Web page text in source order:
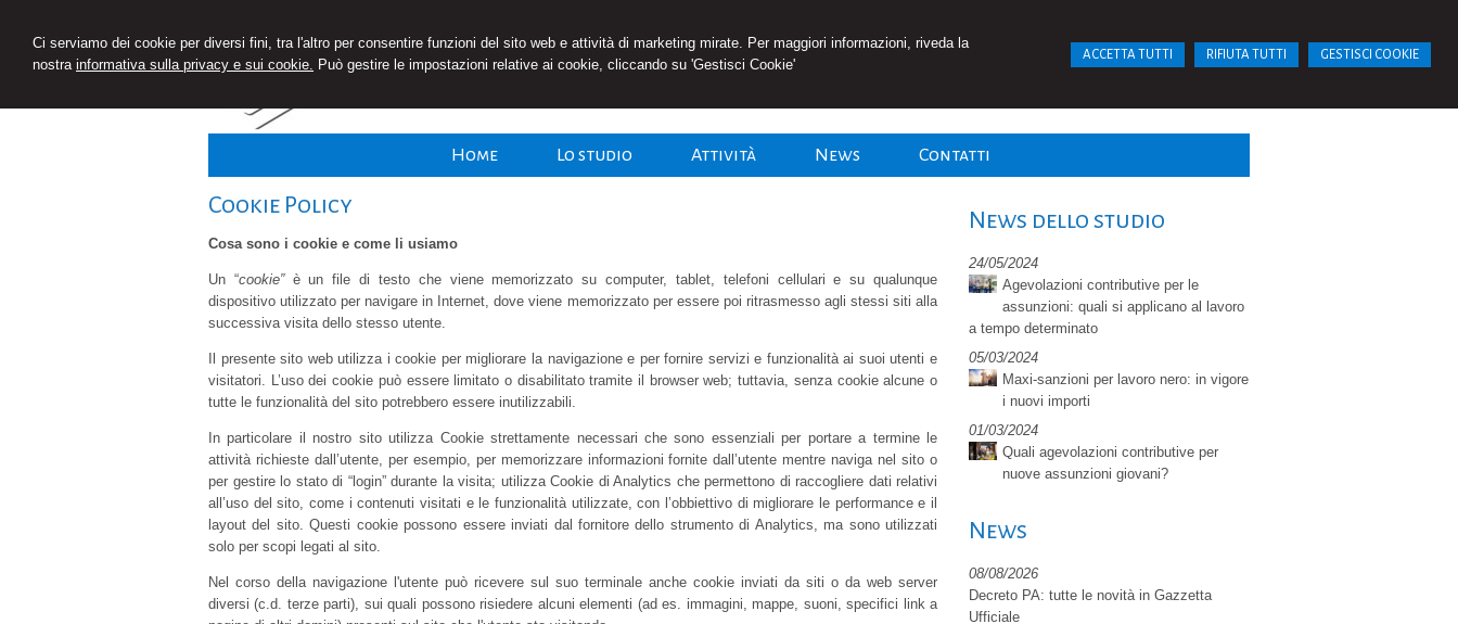
Ci serviamo dei cookie per diversi fini, tra l'altro per consentire funzioni del sito web e attività di marketing mirate. Per maggiori informazioni, riveda la
nostra informativa sulla privacy e sui cookie. Può gestire le impostazioni relative ai cookie, cliccando su 'Gestisci Cookie'
ACCETTA TUTTI RIFIUTA TUTTI GESTISCI COOKIE
STUDIO SURDO
Consulenza del Lavoro
Home Lo studio Attività News Contatti
Cookie Policy
Cosa sono i cookie e come li usiamo
Un “cookie” è un file di testo che viene memorizzato su computer, tablet, telefoni cellulari e su qualunque
dispositivo utilizzato per navigare in Internet, dove viene memorizzato per essere poi ritrasmesso agli stessi siti alla
successiva visita dello stesso utente.
Il presente sito web utilizza i cookie per migliorare la navigazione e per fornire servizi e funzionalità ai suoi utenti e
visitatori. L’uso dei cookie può essere limitato o disabilitato tramite il browser web; tuttavia, senza cookie alcune o
tutte le funzionalità del sito potrebbero essere inutilizzabili.
In particolare il nostro sito utilizza Cookie strettamente necessari che sono essenziali per portare a termine le
attività richieste dall’utente, per esempio, per memorizzare informazioni fornite dall’utente mentre naviga nel sito o
per gestire lo stato di “login” durante la visita; utilizza Cookie di Analytics che permettono di raccogliere dati relativi
all’uso del sito, come i contenuti visitati e le funzionalità utilizzate, con l’obbiettivo di migliorare le performance e il
layout del sito. Questi cookie possono essere inviati dal fornitore dello strumento di Analytics, ma sono utilizzati
solo per scopi legati al sito.
Nel corso della navigazione l'utente può ricevere sul suo terminale anche cookie inviati da siti o da web server
diversi (c.d. terze parti), sui quali possono risiedere alcuni elementi (ad es. immagini, mappe, suoni, specifici link a
News dello studio
24/05/2024
Agevolazioni contributive per le
assunzioni: quali si applicano al lavoro
a tempo determinato
05/03/2024
Maxi-sanzioni per lavoro nero: in vigore
i nuovi importi
01/03/2024
Quali agevolazioni contributive per
nuove assunzioni giovani?
News
08/08/2026
Decreto PA: tutte le novità in Gazzetta
Ufficiale